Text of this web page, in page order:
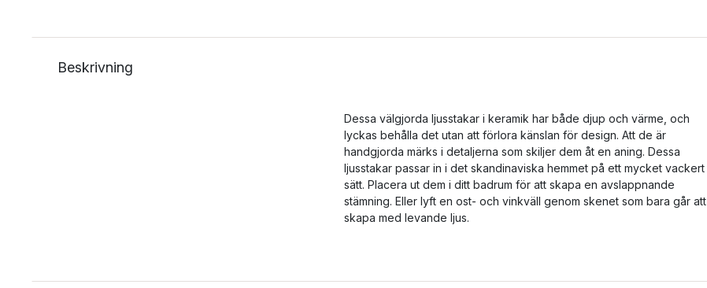
Beskrivning
Dessa välgjorda ljusstakar i keramik har både djup och värme, och
lyckas behålla det utan att förlora känslan för design. Att de är
handgjorda märks i detaljerna som skiljer dem åt en aning. Dessa
ljusstakar passar in i det skandinaviska hemmet på ett mycket vackert
sätt. Placera ut dem i ditt badrum för att skapa en avslappnande
stämning. Eller lyft en ost- och vinkväll genom skenet som bara går att
skapa med levande ljus.